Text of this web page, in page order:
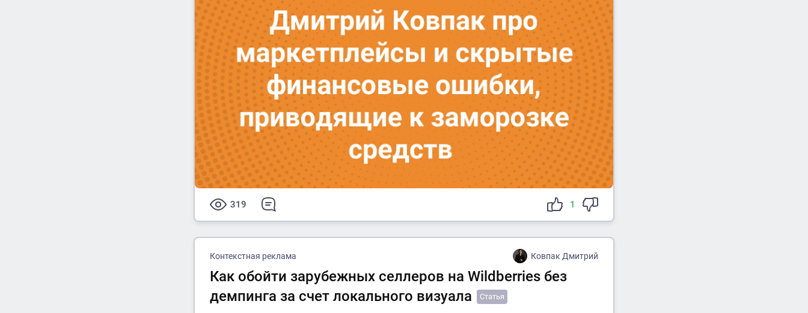
319 1
Контекстная реклама Ковпак Дмитрий
Как обойти зарубежных селлеров на Wildberries без
демпинга за счет локального визуала
Статья